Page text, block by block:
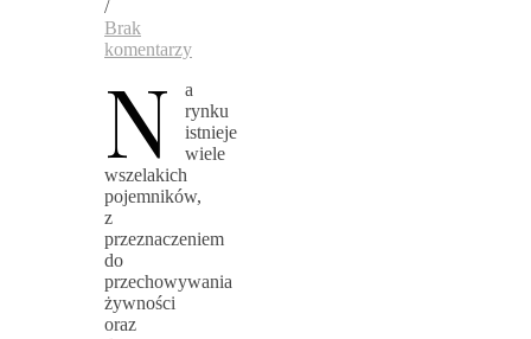
/
Brak
komentarzy
N
a
rynku
istnieje
wiele
wszelakich
pojemników,
z
przeznaczeniem
do
przechowywania
żywności
oraz